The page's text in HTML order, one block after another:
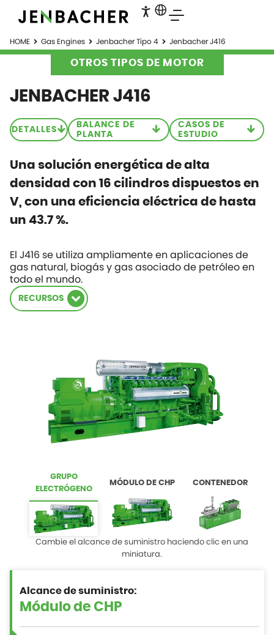
HOME Gas Engines Jenbacher Tipo 4 Jenbacher J416
OTROS TIPOS DE MOTOR
JENBACHER J416
DETALLES
BALANCE DE
PLANTA
CASOS DE
ESTUDIO
Una solución energética de alta
densidad con 16 cilindros dispuestos en
V, con una eficiencia eléctrica de hasta
un 43.7 %.
El J416 se utiliza ampliamente en aplicaciones de
gas natural, biogás y gas asociado de petróleo en
todo el mundo.
RECURSOS
GRUPO
ELECTRÓGENO
MÓDULO DE CHP CONTENEDOR
Cambie el alcance de suministro haciendo clic en una
miniatura.
Alcance de suministro: